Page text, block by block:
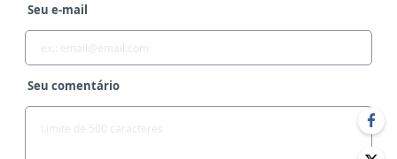
Seu e-mail
Seu comentário